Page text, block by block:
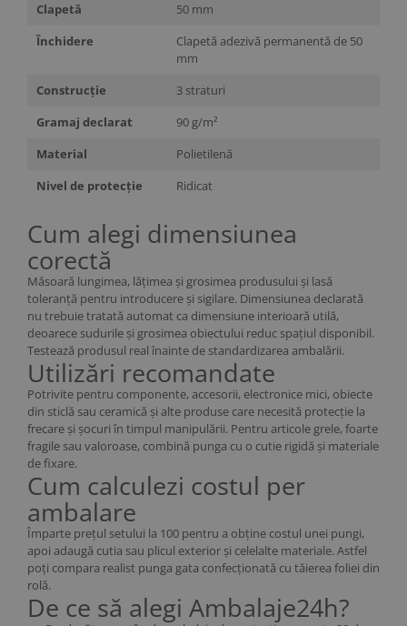
Clapetă
50 mm
Închidere
Clapetă adezivă permanentă de 50
mm
Construcție
3 straturi
Gramaj declarat
90 g/m²
Material
Polietilenă
Nivel de protecție
Ridicat
Cum alegi dimensiunea
corectă
Măsoară lungimea, lățimea și grosimea produsului și lasă
toleranță pentru introducere și sigilare. Dimensiunea declarată
nu trebuie tratată automat ca dimensiune interioară utilă,
deoarece sudurile și grosimea obiectului reduc spațiul disponibil.
Testează produsul real înainte de standardizarea ambalării.
Utilizări recomandate
Potrivite pentru componente, accesorii, electronice mici, obiecte
din sticlă sau ceramică și alte produse care necesită protecție la
frecare și șocuri în timpul manipulării. Pentru articole grele, foarte
fragile sau valoroase, combină punga cu o cutie rigidă și materiale
de fixare.
Cum calculezi costul per
ambalare
Împarte prețul setului la 100 pentru a obține costul unei pungi,
apoi adaugă cutia sau plicul exterior și celelalte materiale. Astfel
poți compara realist punga gata confecționată cu tăierea foliei din
rolă.
De ce să alegi Ambalaje24h?